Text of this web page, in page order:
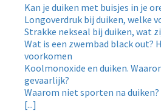
Kan je duiken met buisjes in je
Longoverdruk bij duiken, welke
Strakke nekseal bij duiken, wat
Wat is een zwembad black out?
voorkomen
Koolmonoxide en duiken.
gevaarlijk?
Waarom niet sporten na duiken?
[...]